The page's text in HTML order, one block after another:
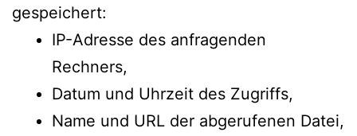
gespeichert:
IP-Adresse des anfragenden
Rechners,
Datum und Uhrzeit des Zugriffs,
Name und URL der abgerufenen Datei,